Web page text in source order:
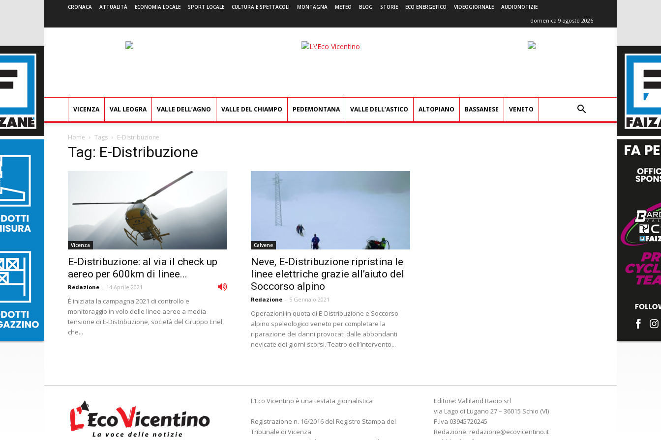
CRONACA ATTUALITÀ ECONOMIA LOCALE SPORT LOCALE CULTURA E SPETTACOLI MONTAGNA METEO BLOG STORIE ECO ENERGETICO VIDEOGIORNALE AUDIONOTIZIE
domenica 9 agosto 2026
L'Eco
VICENZA VAL LEOGRA VALLE DELL’AGNO VALLE DEL CHIAMPO PEDEMONTANA VALLE DELL’ASTICO ALTOPIANO BASSANESE VENETO
Home Tags E-Distribuzione
Tag: E-Distribuzione
Vicenza
E-Distribuzione: al via il check up
aereo per 600km di linee...
Redazione - 14 Aprile 2021
È iniziata la campagna 2021 di controllo e
monitoraggio in volo delle linee aeree a media
tensione di E-Distribuzione, società del Gruppo Enel,
che...
Calvene
Neve, E-Distribuzione ripristina le
linee elettriche grazie all’aiuto del
Soccorso alpino
Redazione - 5 Gennaio 2021
Operazioni in quota di E-Distribuzione e Soccorso
alpino speleologico veneto per completare la
riparazione dei danni provocati dalle abbondanti
nevicate dei giorni scorsi. Teatro dell’intervento...
L’Eco Vicentino è una testata giornalistica
Registrazione n. 16/2016 del Registro Stampa del
Tribunale di Vicenza
Editore: Valliland Radio srl
via Lago di Lugano 27 – 36015 Schio (VI)
P.Iva 03945720245
Redazione: redazione@ecovicentino.it